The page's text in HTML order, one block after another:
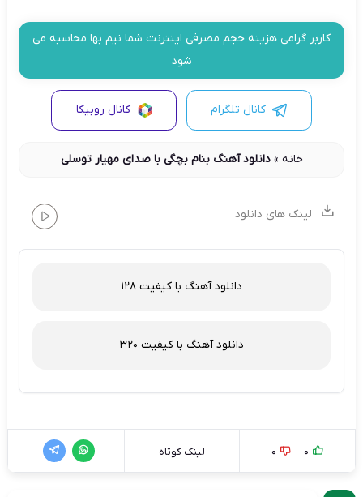
کاربر گرامی هزینه حجم مصرفی اینترنت شما نیم بها محاسبه می
شود
کانال تلگرام کانال روبیکا
خانه »دانلود آهنگ بنام بچگی با صدای مهیار توسلی
لینک های دانلود
دانلود آهنگ با کیفیت 128
دانلود آهنگ با کیفیت 320
0
0 لینک کوتاه